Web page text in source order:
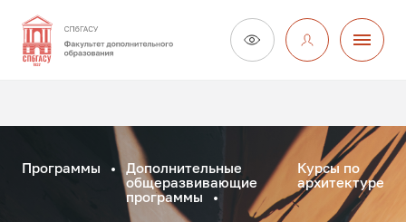
Программы
Дополнительные
общеразвивающие
программы
Курсы по
архитектуре